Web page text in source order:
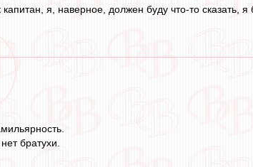
я, наверное, должен буду что-то сказать,
братухи.